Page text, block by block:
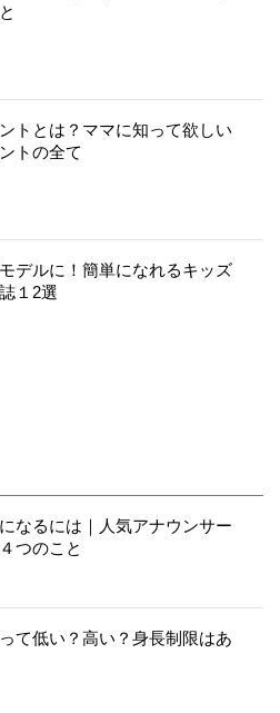
トとは？ママに知って欲しい
トの全て
デルに！簡単になれるキッズ
１2選
なるには｜人気アナウンサー
つのこと
て低い？高い？身長制限はあ